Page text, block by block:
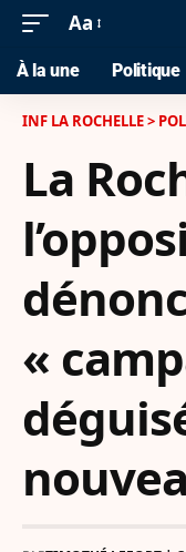
Aa
À la une Politique
INF LA ROCHELLE>
La
«